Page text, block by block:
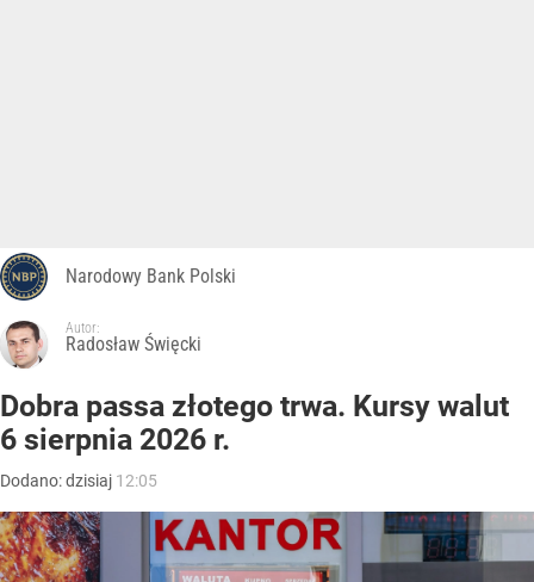
Narodowy Bank Polski
Autor:
Radosław Święcki
Dobra passa złotego trwa. Kursy walut
6 sierpnia 2026 r.
Dodano:dzisiaj 12:05